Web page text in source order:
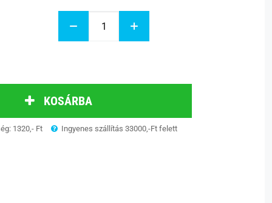
KOSÁRBA
1320,- Ft Ingyenes szállítás 33000,-Ft felett